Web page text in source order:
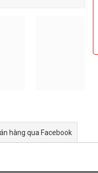
hàng qua Facebook